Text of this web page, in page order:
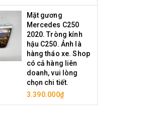
Mặt gương
Mercedes C250
2020. Tròng kính
hậu C250. Ảnh là
hàng tháo xe. Shop
có cả hàng liên
doanh, vui lòng
chọn chi tiết.
3.390.000₫